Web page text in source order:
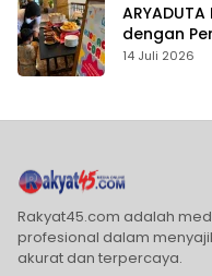
dengan
14 Juli 2026
Rakyat45.com adalah
profesional dalam
akurat dan terpercaya.